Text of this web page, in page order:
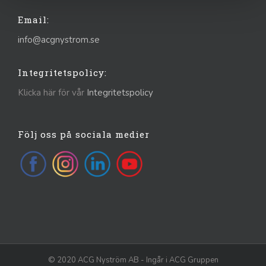
Email:
info@acgnystrom.se
Integritetspolicy:
Klicka här för vår Integritetspolicy
Följ oss på sociala medier
© 2020 ACG Nyström AB - Ingår i ACG Gruppen